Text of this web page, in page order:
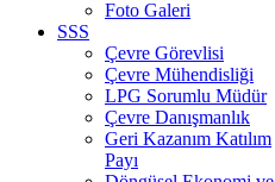
Foto Galeri
SSS
Çevre Görevlisi
Çevre Mühendisliği
LPG Sorumlu Müdür
Çevre Danışmanlık
Geri Kazanım Katılım
Payı